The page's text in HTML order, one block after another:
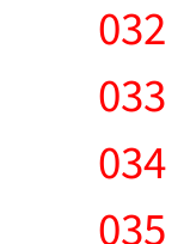
032
033
034